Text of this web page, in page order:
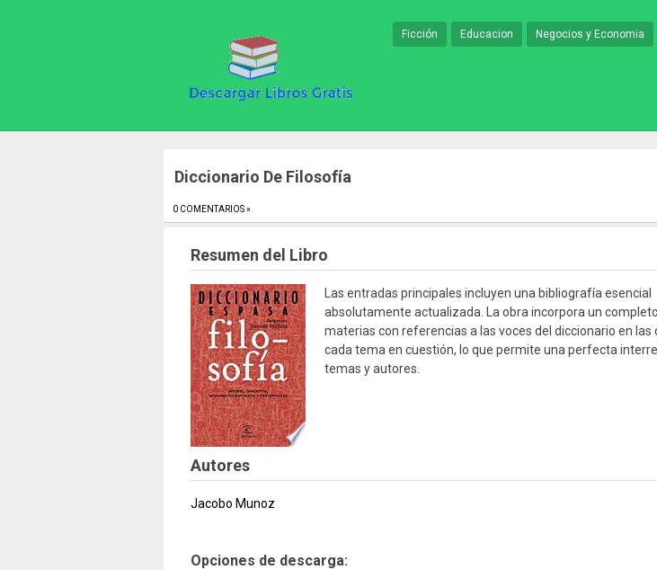
Ficción Educacion Negocios y Economia
Diccionario De Filosofía
0 COMENTARIOS »
Resumen del Libro
Las entradas principales incluyen una bibliografía esencial
absolutamente actualizada. La obra incorpora un
materias con referencias a las voces del diccionario en las
cada tema en cuestión, lo que permite una perfecta
temas y autores.
Autores
Jacobo Munoz
Opciones de descarga: